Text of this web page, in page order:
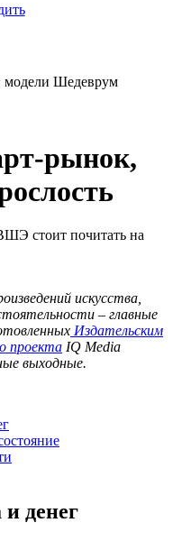
модели Шедеврум
рынок,
стоит почитать на
искусства,
– главные
Издательским
проекта IQ Media
выходные.
и денег